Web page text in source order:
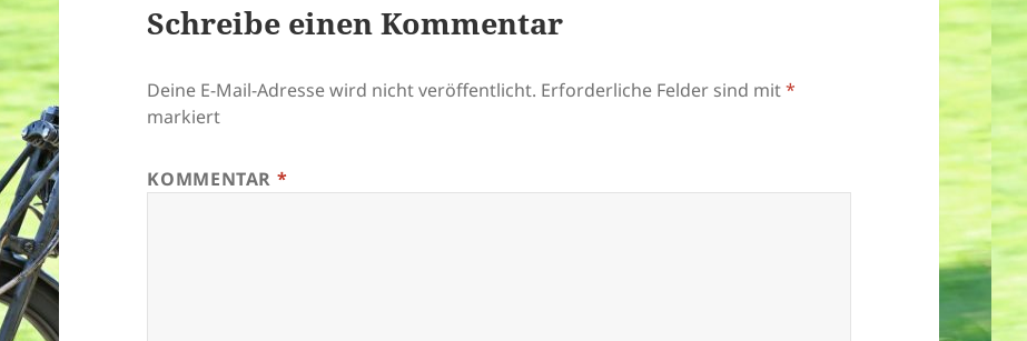
Schreibe einen Kommentar
Deine E-Mail-Adresse wird nicht veröffentlicht. Erforderliche Felder sind mit*
markiert
KOMMENTAR *